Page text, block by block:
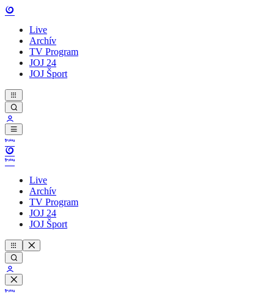
Live
Archív
TV Program
JOJ 24
JOJ Šport
Live
Archív
TV Program
JOJ 24
JOJ Šport